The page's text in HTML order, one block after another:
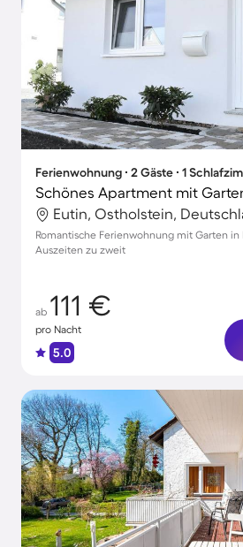
Ferienwohnung ∙ 2 Gäste ∙ 1
Schönes Apartment mit
Eutin, Ostholstein,
Romantische Ferienwohnung mit Garten
Auszeiten zu zweit
ab 111 €
pro Nacht
5.0